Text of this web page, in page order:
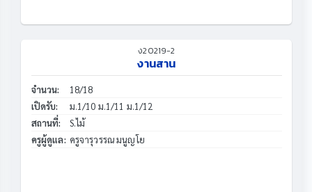
ง20219-2
งานสาน
จำนวน:
18/18
เปิดรับ:
ม.1/10 ม.1/11 ม.1/12
สถานที่:
S.ไม้
ครูผู้ดูแล: ครูจารุวรรณ มนูญโย